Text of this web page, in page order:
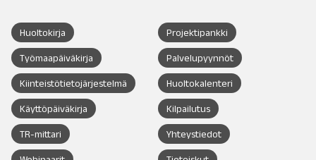
Huoltokirja Projektipankki
Työmaapäiväkirja Palvelupyynnöt
Kiinteistötietojärjestelmä Huoltokalenteri
Käyttöpäiväkirja Kilpailutus
TR-mittari Yhteystiedot